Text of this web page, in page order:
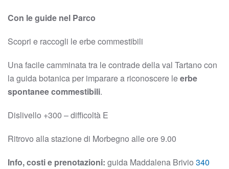
Con le guide nel Parco
Scopri e raccogli le erbe commestibili
Una facile camminata tra le contrade della val Tartano con
la guida botanica per imparare a riconoscere leerbe
spontanee commestibili.
Dislivello +300 – difficoltà E
Ritrovo alla stazione di Morbegno alle ore 9.00
Info, costi e prenotazioni: guida Maddalena Brivio 340